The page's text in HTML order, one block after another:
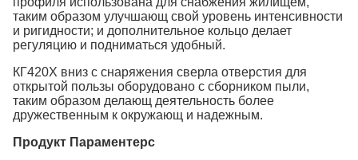
таким образом улучшающ свой уровень интенсивности
и ригидности; и дополнительное кольцо делает
регуляцию и подниматься удобный.
КГ420Х вниз с снаряжения сверла отверстия для
открытой пользы оборудовано с сборником пыли,
таким образом делающ деятельность более
дружественным к окружающ и надежным.
Продукт Параментерс